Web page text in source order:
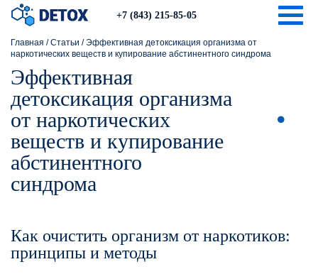
+7 (843) 215-85-05
Главная /Статьи /Эффективная детоксикация организма от
наркотических веществ и купирование абстинентного синдрома
Эффективная
детоксикация организма
от наркотических
веществ и купирование
абстинентного
синдрома
Как очистить организм от наркотиков:
принципы и методы